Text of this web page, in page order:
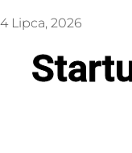
4 Lipca, 2026